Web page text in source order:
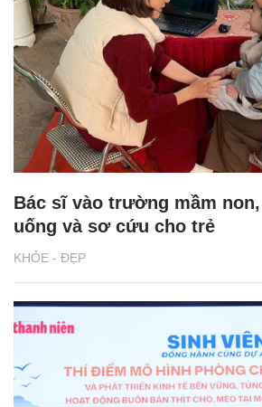
KHỎE - ĐẸP
Bác sĩ vào trường mầm
uống và sơ cứu cho trẻ